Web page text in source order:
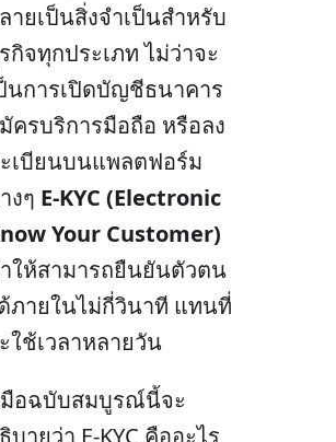
ายเป็นสิ่งจำเป็นสำหรับ
กิจทุกประเภท ไม่ว่าจะ
นการเปิดบัญชีธนาคาร
ครบริการมือถือ หรือลง
เบียนบนแพลตฟอร์ม
งๆ E-KYC (Electronic
Your Customer)
ให้สามารถยืนยันตัวตน
ภายในไม่กี่วินาที แทนที่
ใช้เวลาหลายวัน
อฉบับสมบูรณ์นี้จะ
บายว่า E-KYC คืออะไร